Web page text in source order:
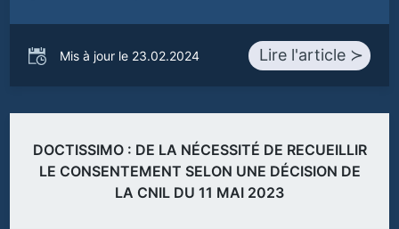
Mis à jour le 23.02.2024 Lire l'article ≻
DOCTISSIMO : DE LA NÉCESSITÉ DE RECUEILLIR
LE CONSENTEMENT SELON UNE DÉCISION DE
LA CNIL DU 11 MAI 2023